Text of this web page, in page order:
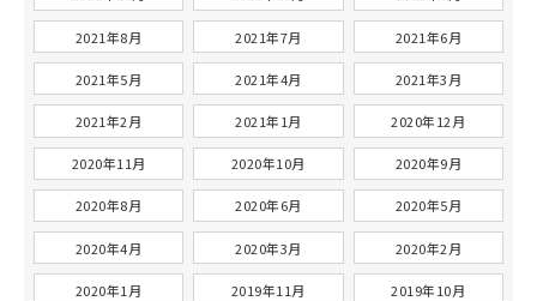
2021年8月 2021年7月 2021年6月
2021年5月 2021年4月 2021年3月
2021年2月 2021年1月 2020年12月
2020年11月 2020年10月 2020年9月
2020年8月 2020年6月 2020年5月
2020年4月 2020年3月 2020年2月
2020年1月 2019年11月 2019年10月